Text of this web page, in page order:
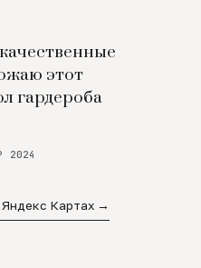
этот
гардероба
2024
Яндекс Картах →